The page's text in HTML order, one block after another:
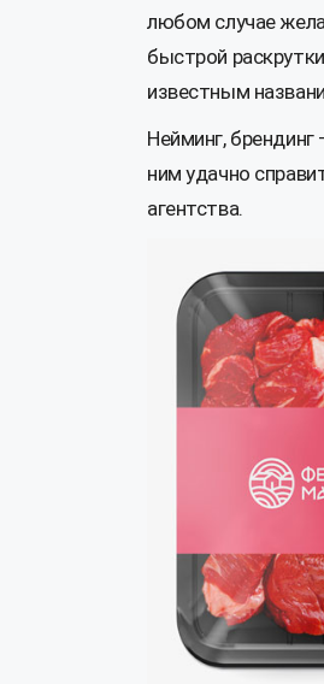
любом случае
быстрой
известным
Нейминг,
ним удачно
агентства.